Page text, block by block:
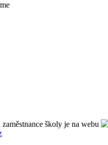
školy je na webu